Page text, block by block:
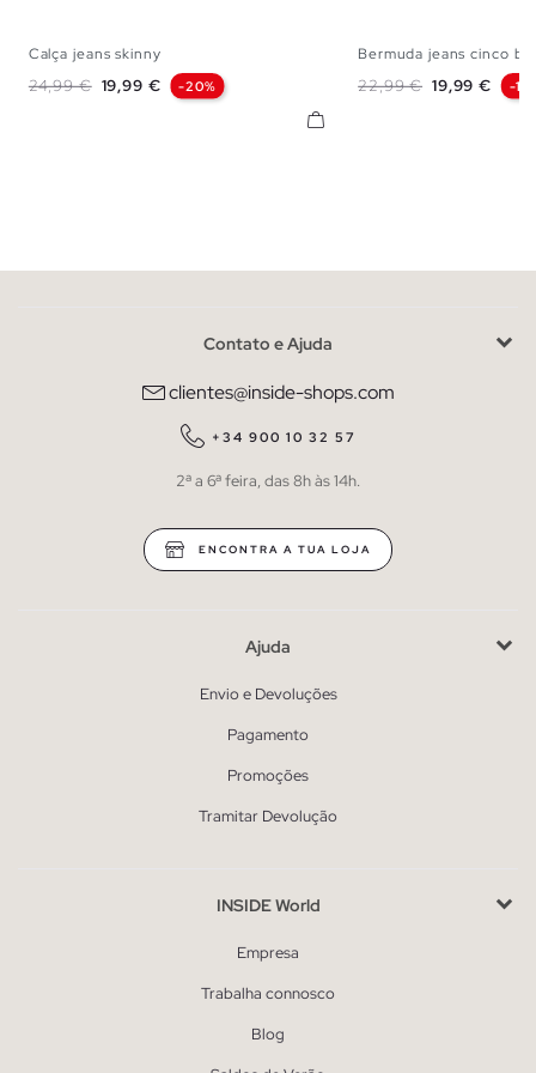
36
Calça jeans skinny
Preço normal
24,99 € Preço
19,99 € -20%
Bermuda jeans cinco
Preço normal
22,99 € Preço
19,99 € -
Contato e Ajuda
clientes@inside-shops.com
+34 900 10 32 57
2ª a 6ª feira, das 8h às 14h.
ENCONTRA A TUA LOJA
Ajuda
Envio e Devoluções
Pagamento
Promoções
Tramitar Devolução
INSIDE World
Empresa
Trabalha connosco
Blog